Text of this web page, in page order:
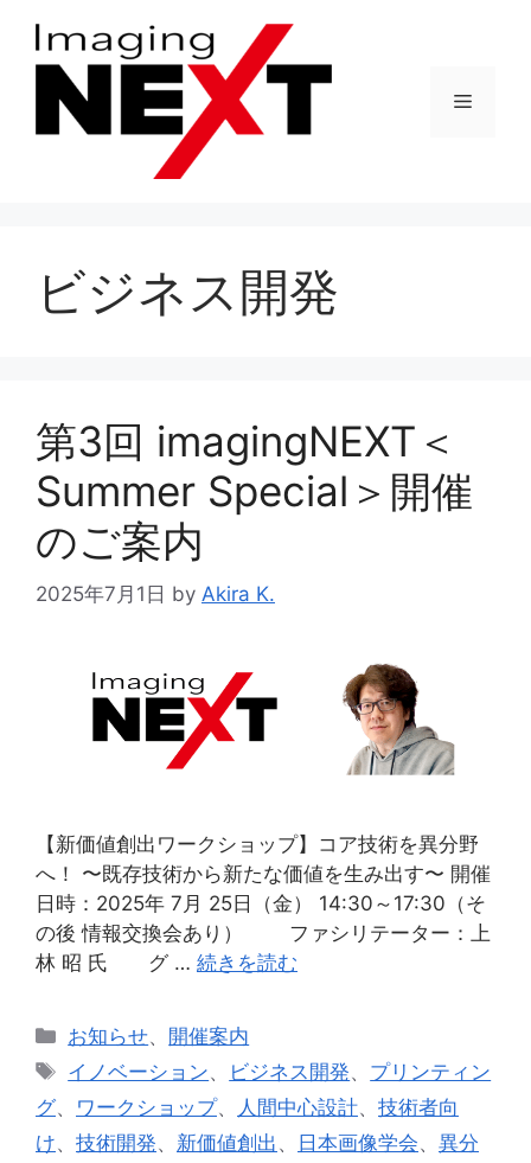
メ
ビジネス開発
第3回 imagingNEXT＜
Summer Special＞開催
のご案内
2025年7月1日 by Akira K.
【新価値創出ワークショップ】コア技術を異分野
へ！ 〜既存技術から新たな価値を生み出す〜 開催
日時：2025年 7月 25日（金） 14:30～17:30（そ
の後 情報交換会あり） ファシリテーター：上
林 昭 氏 グ … 続きを読む
カ
テ
ゴ
リ
ー
お知らせ、 開催案内
タ
グ
イノベーション、 ビジネス開発、 プリンティン
グ、 ワークショップ、 人間中心設計、 技術者向
け、 技術開発、 新価値創出 、 日本画像学会、 異分